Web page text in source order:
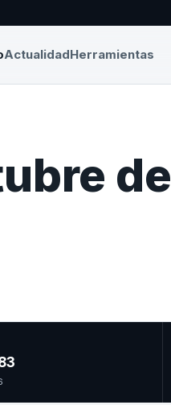
ActualidadHerramientas
de